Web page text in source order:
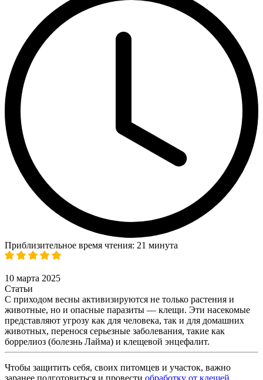
Приблизительное время чтения: 21 минута
10 марта 2025
Статьи
С приходом весны активизируются не только растения и
животные, но и опасные паразиты — клещи. Эти насекомые
представляют угрозу как для человека, так и для домашних
животных, перенося серьезные заболевания, такие как
боррелиоз (болезнь Лайма) и клещевой энцефалит.
Чтобы защитить себя, своих питомцев и участок, важно
заранее подготовиться и провести обработку от клещей.